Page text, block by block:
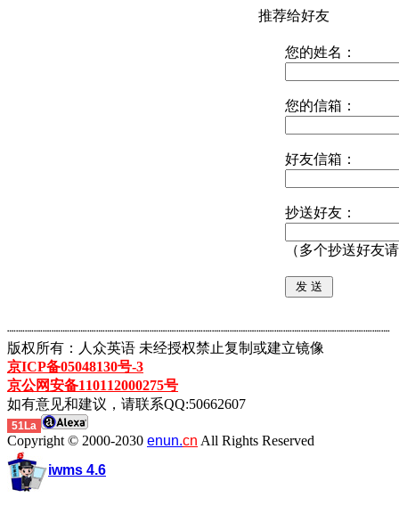
推荐给好友
您的姓名：
您的信箱：
好友信箱：
抄送好友：
（多个抄送好友
┈┈┈┈┈┈┈┈┈┈┈┈┈┈┈┈┈┈┈┈┈┈┈┈┈┈┈┈┈┈┈┈┈┈┈┈┈┈┈┈┈┈┈
版权所有：人众英语 未经授权禁止复制或建立镜像
京ICP备05048130号-3
京公网安备110112000275号
如有意见和建议，请联系QQ:50662607
51La
Copyright © 2000-2030 enun.cn All Rights Reserved
iwms 4.6